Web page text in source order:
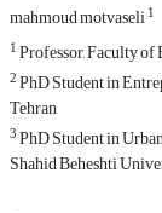
mahmoud motvaseli1
1Professor, Faculty
2PhD Student in
Tehran
3PhD Student in
Shahid Beheshti